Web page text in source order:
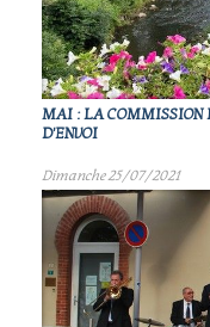
MAI : LA COMMISSION
D'ENVOI
Dimanche 25/07/2021